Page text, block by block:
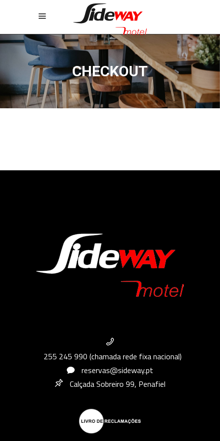
CHECKOUT
255 245 990 (chamada rede fixa nacional)
reservas@sideway.pt
Calçada Sobreiro 99, Penafiel